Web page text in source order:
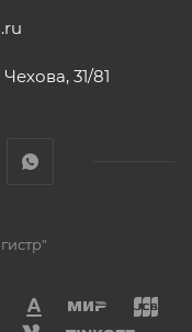
31/81